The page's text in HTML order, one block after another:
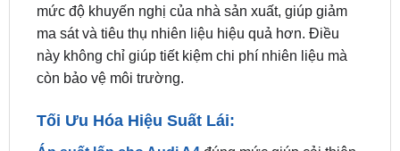
này không chỉ giúp tiết kiệm chi phí nhiên liệu mà
còn bảo vệ môi trường.
Tối Ưu Hóa Hiệu Suất Lái:
trải nghiệm lái và độ ổn định của xe trên mọi loại